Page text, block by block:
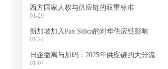
西方国家人权与供应链的双重标准
01-29
新加坡加入Pax Silica的对华供应链影响
01-24
日企撤离与加码：2025年供应链的大分流
01-07